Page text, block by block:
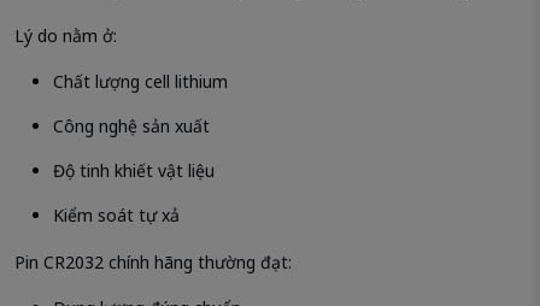
Lý do nằm ở:
Chất lượng cell lithium
Công nghệ sản xuất
Độ tinh khiết vật liệu
Kiểm soát tự xả
Pin CR2032 chính hãng thường đạt: